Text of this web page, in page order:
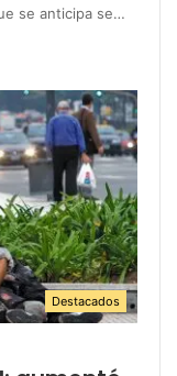
se anticipa se…
Destacados